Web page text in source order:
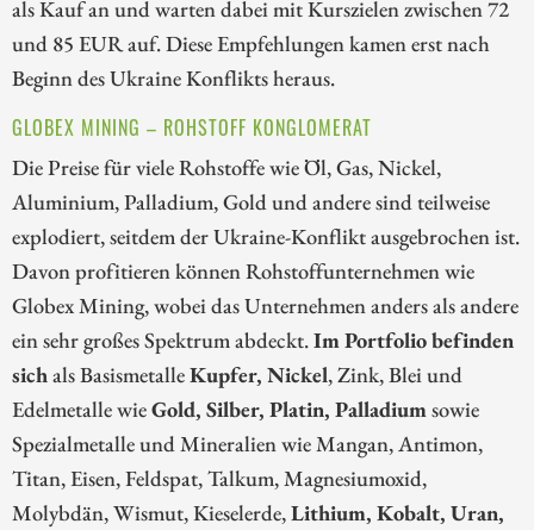
als Kauf an und warten dabei mit Kurszielen zwischen 72
und 85 EUR auf. Diese Empfehlungen kamen erst nach
Beginn des Ukraine Konflikts heraus.
GLOBEX MINING – ROHSTOFF KONGLOMERAT
Die Preise für viele Rohstoffe wie Öl, Gas, Nickel,
Aluminium, Palladium, Gold und andere sind teilweise
explodiert, seitdem der Ukraine-Konflikt ausgebrochen ist.
Davon profitieren können Rohstoffunternehmen wie
Globex Mining, wobei das Unternehmen anders als andere
ein sehr großes Spektrum abdeckt.Im Portfolio befinden
sich als BasismetalleKupfer, Nickel, Zink, Blei und
Edelmetalle wieGold, Silber, Platin, Palladium sowie
Spezialmetalle und Mineralien wie Mangan, Antimon,
Titan, Eisen, Feldspat, Talkum, Magnesiumoxid,
Molybdän, Wismut, Kieselerde,Lithium, Kobalt, Uran,